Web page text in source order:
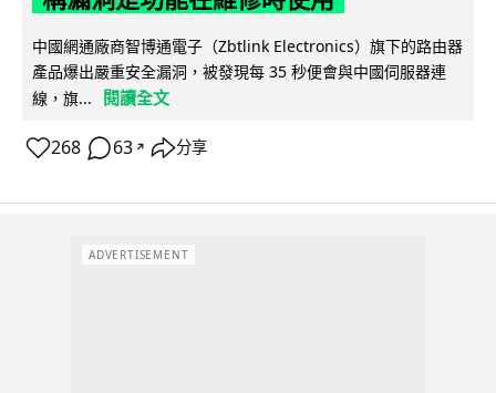
中國網通廠商智博通電子（Zbtlink Electronics）旗下的路由器
產品爆出嚴重安全漏洞，被發現每 35 秒便會與中國伺服器連
線，旗...
閱讀全文
268 63 ↗ 分享
ADVERTISEMENT